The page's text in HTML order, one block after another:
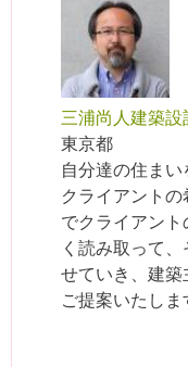
三浦尚人建築設
東京都
自分達の住ま
クライアント
でクライアン
く読み取って
せていき、建
ご提案いたしま